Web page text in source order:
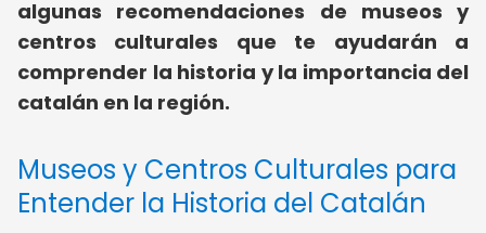
algunas recomendaciones de museos y
centros culturales que te ayudarán a
comprender la historia y la importancia del
catalán en la región.
Museos y Centros Culturales para
Entender la Historia del Catalán